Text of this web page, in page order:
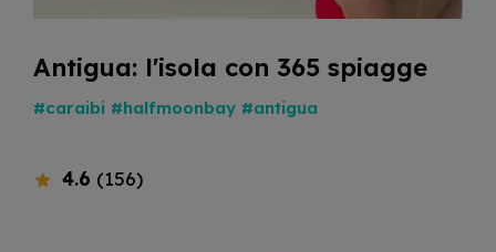
Antigua: l'isola con 365 spiagge
#caraibi #halfmoonbay #antigua
4.6 (156)